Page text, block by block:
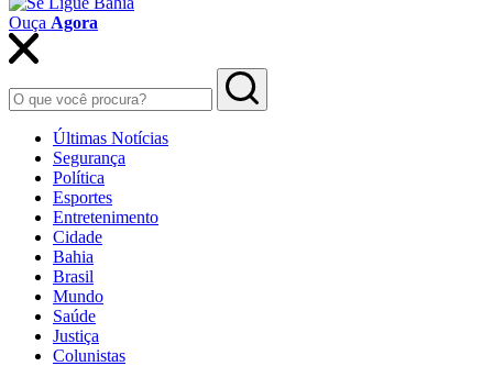
Ouça Agora
Últimas Notícias
Segurança
Política
Esportes
Entretenimento
Cidade
Bahia
Brasil
Mundo
Saúde
Justiça
Colunistas